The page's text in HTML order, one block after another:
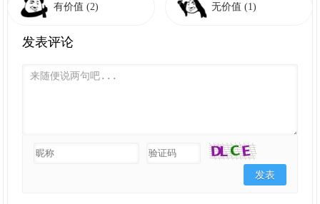
有价值(2) 无价值 (1)
发表评论